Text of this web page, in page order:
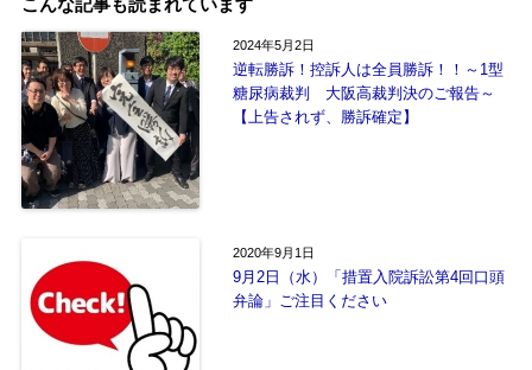
こんな記事も読まれています
2024年5月2日
逆転勝訴！控訴人は全員勝訴！！～1型
糖尿病裁判 大阪高裁判決のご報告～
【上告されず、勝訴確定】
2020年9月1日
9月2日（水）「措置入院訴訟第4回口頭
弁論」ご注目ください